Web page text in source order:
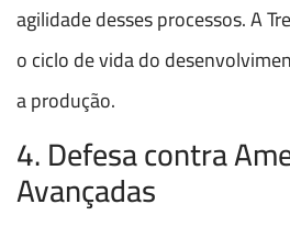
agilidade desses processos. A
o ciclo de vida do
a produção.
4. Defesa contra
Avançadas